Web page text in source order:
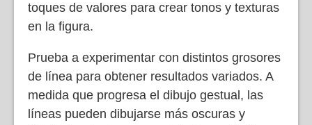
toques de valores para crear tonos y texturas
en la figura.
Prueba a experimentar con distintos grosores
de línea para obtener resultados variados. A
medida que progresa el dibujo gestual, las
líneas pueden dibujarse más oscuras y